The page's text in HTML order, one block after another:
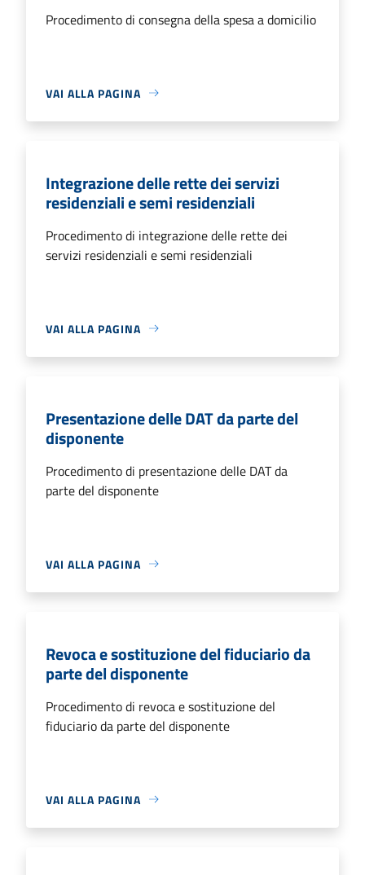
Procedimento di consegna della spesa a domicilio
VAI ALLA PAGINA
Integrazione delle rette dei servizi
residenziali e semi residenziali
Procedimento di integrazione delle rette dei
servizi residenziali e semi residenziali
VAI ALLA PAGINA
Presentazione delle DAT da parte del
disponente
Procedimento di presentazione delle DAT da
parte del disponente
VAI ALLA PAGINA
Revoca e sostituzione del fiduciario da
parte del disponente
Procedimento di revoca e sostituzione del
fiduciario da parte del disponente
VAI ALLA PAGINA